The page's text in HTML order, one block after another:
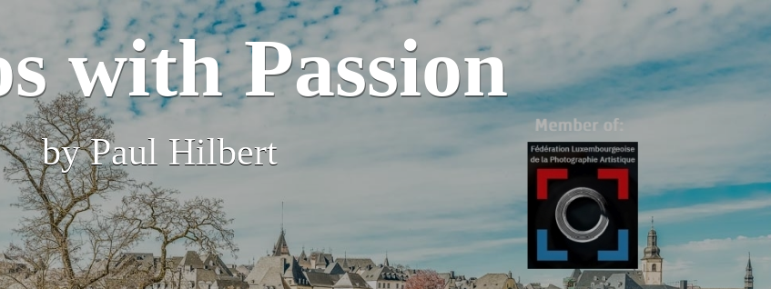
with Passion
by Paul Hilbert